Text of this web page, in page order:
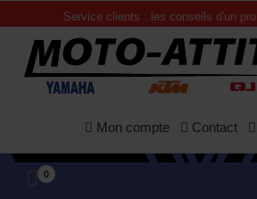
Service clients : les conseils d'un pro
Mon compte Contact
0